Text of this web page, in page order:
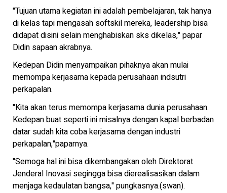
"Tujuan utama kegiatan ini adalah pembelajaran, tak hanya
di kelas tapi mengasah softskil mereka, leadership bisa
didapat disini selain menghabiskan sks dikelas," papar
Didin sapaan akrabnya.
Kedepan Didin menyampaikan pihaknya akan mulai
memompa kerjasama kepada perusahaan indsutri
perkapalan.
"Kita akan terus memompa kerjasama dunia perusahaan.
Kedepan buat seperti ini misalnya dengan kapal berbadan
datar sudah kita coba kerjasama dengan industri
perkapalan,"paparnya.
"Semoga hal ini bisa dikembangakan oleh Direktorat
Jenderal Inovasi segingga bisa dierealisasikan dalam
menjaga kedaulatan bangsa," pungkasnya.(swan).